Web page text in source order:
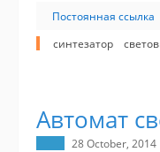
Постоянная ссылка
синтезатор
Автомат
28 October, 2014